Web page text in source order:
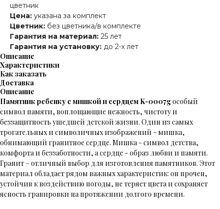
цветник
Цена: указана за комплект
Цветник: без цветника/в комплекте
Гарантия на материал: 25 лет
Гарантия на установку: до 2-х лет
Описание
Характеристики
Как заказать
Доставка
Описание
Памятник ребенку с мишкой и сердцем K-0007gособый
символ памяти, воплощающие нежность, чистоту и
беззащитность ушедшей детской жизни. Один из самых
трогательных и символичных изображений - мишка,
обнимающий гранитное сердце. Мишка - символ детства,
комфорта и беззаботности, а сердце - образ любви и памяти.
Гранит – отличный выбор для изготовления памятников. Этот
материал обладает рядом важных характеристик: он прочен,
устойчив к воздействию погоды, не теряет цвета и сохраняет
ясность гравировки на протяжении долгого времени.